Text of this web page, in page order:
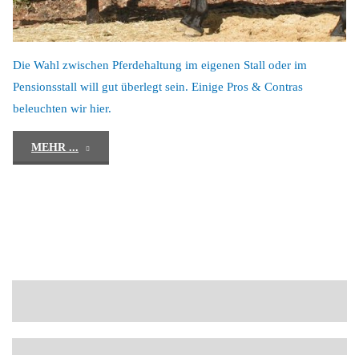
Die Wahl zwischen Pferdehaltung im eigenen Stall oder im
Pensionsstall will gut überlegt sein. Einige Pros & Contras
beleuchten wir hier.
MEHR ...